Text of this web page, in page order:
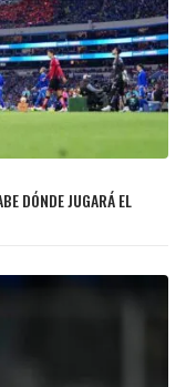
DÓNDE JUGARÁ EL